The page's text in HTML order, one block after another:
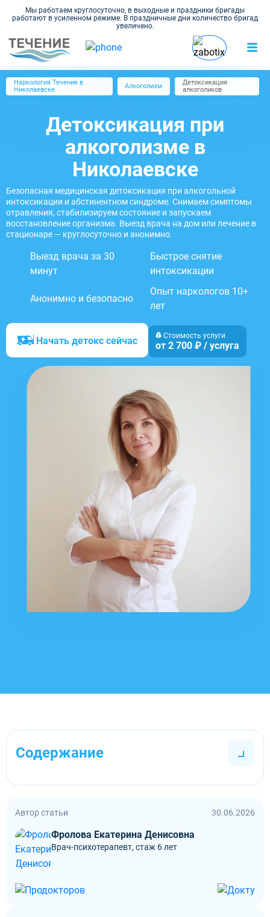
Мы работаем круглосуточно, в выходные и праздники бригады
работают в усиленном режиме. В праздничные дни количество бригад
увеличено.
Наркология Течение в
Николаевске
Алкоголизм
Детоксикация
алкоголиков
Детоксикация при
алкоголизме в
Николаевске
Безопасная медицинская детоксикация при алкогольной
интоксикации и абстинентном синдроме. Снимаем симптомы
отравления, стабилизируем состояние и запускаем
восстановление организма. Выезд врача на дом или лечение в
стационаре — круглосуточно и анонимно.
Выезд врача за 30
минут
Быстрое снятие
интоксикации
Анонимно и безопасно
Опыт наркологов 10+
лет
Начать детокс сейчас Стоимость услуги
от 2 700 ₽ / услуга
Содержание
Автор статьи 30.06.2026
Фролова Екатерина Денисовна
Врач-психотерапевт, стаж 6 лет